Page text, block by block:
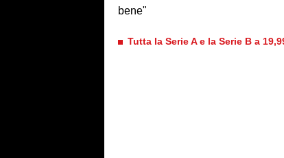
bene"
Tutta la Serie A e la Serie B a